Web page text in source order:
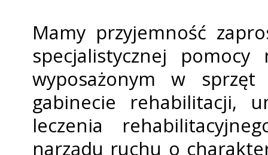
Mamy przyjemność
specjalistycznej
wyposażonym w
gabinecie rehabilitacji,
leczenia
narządu ruchu o